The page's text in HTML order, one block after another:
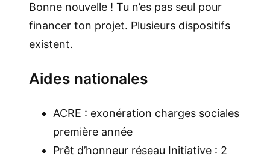
Bonne nouvelle ! Tu n’es pas seul pour
financer ton projet. Plusieurs dispositifs
existent.
Aides nationales
ACRE : exonération charges sociales
première année
Prêt d’honneur réseau Initiative : 2